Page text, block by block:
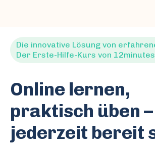
Die innovative Lösung von
Der Erste-Hilfe-Kurs von 12minutes
Online lernen,
praktisch üben –
jederzeit bereit